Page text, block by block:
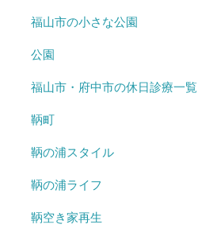
福山市の小さな公園
公園
福山市・府中市の休日診療一覧
鞆町
鞆の浦スタイル
鞆の浦ライフ
鞆空き家再生